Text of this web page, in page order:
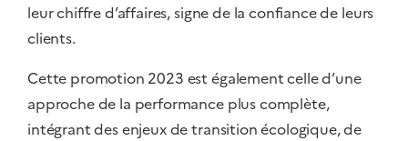
leur chiffre d’affaires, signe de la confiance de leurs
clients.
Cette promotion 2023 est également celle d’une
approche de la performance plus complète,
intégrant des enjeux de transition écologique, de